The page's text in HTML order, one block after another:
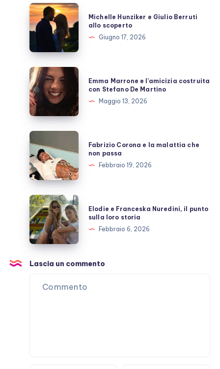
Michelle
Hunziker
e
Berruti
allo
scoperto
Michelle Hunziker e Giulio Berruti
allo scoperto
Giugno 17, 2026
Emma
Marrone
e
l’amicizia
costruita
con
Stefano
De
Martino
Emma Marrone e l’amicizia costruita
con Stefano De Martino
Maggio 13, 2026
Fabrizio
Corona
e
la
malattia
che
non
passa
Fabrizio Corona e la malattia che
non passa
Febbraio 19, 2026
Elodie
e
Franceska
Nuredini,
punto
sulla
Elodie e Franceska Nuredini, il punto
sulla loro storia
Febbraio 6, 2026
Lascia un commento